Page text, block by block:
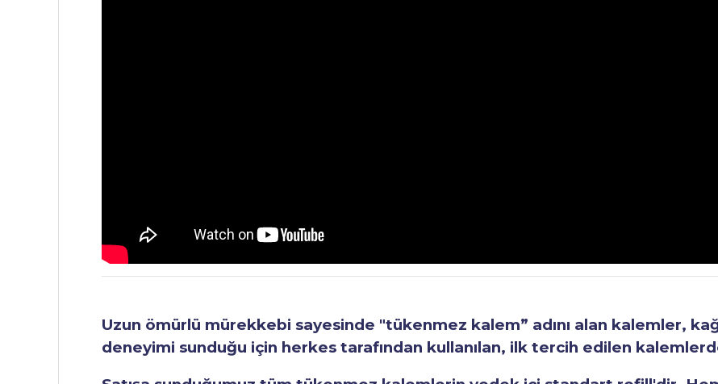
Uzun ömürlü mürekkebi sayesinde "tükenmez kalem” adını alan kalemler,
deneyimi sunduğu için herkes tarafından kullanılan, ilk tercih edilen